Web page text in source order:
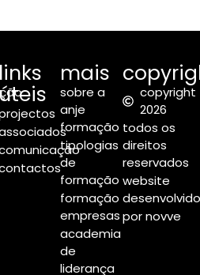
links mais
sobre a
anje
formação
tipologias
de
formação
formação
empresas
academia
de
liderança
copyright
2026
todos os
direitos
reservados
website
desenvolvido
por novve